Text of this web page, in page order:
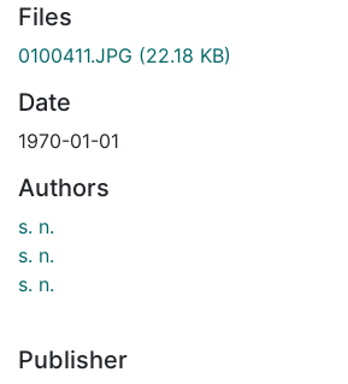
Files
0100411.JPG (22.18 KB)
Date
1970-01-01
Authors
s. n.
s. n.
s. n.
Publisher